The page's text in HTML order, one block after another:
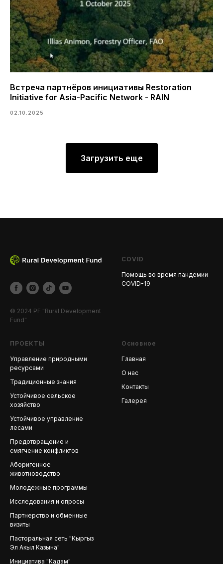
Встреча партнёров инициативы Restoration
Initiative for Asia-Pacific Network - RAIN
02.10.2025
Загрузить еще
© 2024 PF "Rural Development
Fund"
COVID
Помощь во время пандемии
COVID-19
ПРОЕКТЫ
Управление природными
ресурсами
Традиционные знания
Устойчивое сельское
хозяйство
Устойчивое управление
лесами
Предотвращение и
смягчение конфликтов
Аборигенное
животноводство
Молодежные программы
Исследования и опросы
Партнерство и обменные
визиты
Пасторальная сеть "Кыргыз
Эл Акыл Казына"
Инициатива "Кадам"
Основное
Главная
О нас
Контакты
Галерея